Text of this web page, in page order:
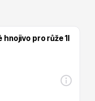
hnojivo pro růže 1l